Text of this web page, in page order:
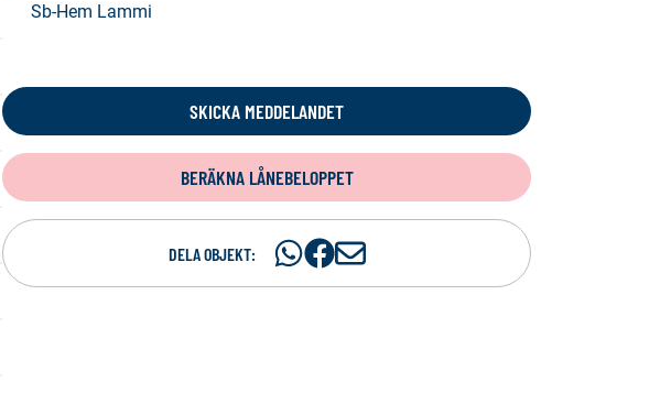
Sb-Hem Lammi
SKICKA MEDDELANDET
BERÄKNA LÅNEBELOPPET
DELA OBJEKT:
DelaDelaD